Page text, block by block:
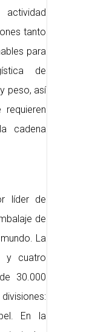
tanto
para
de
peso, así
cadena
líder de
de
La
y cuatro
30.000
En la